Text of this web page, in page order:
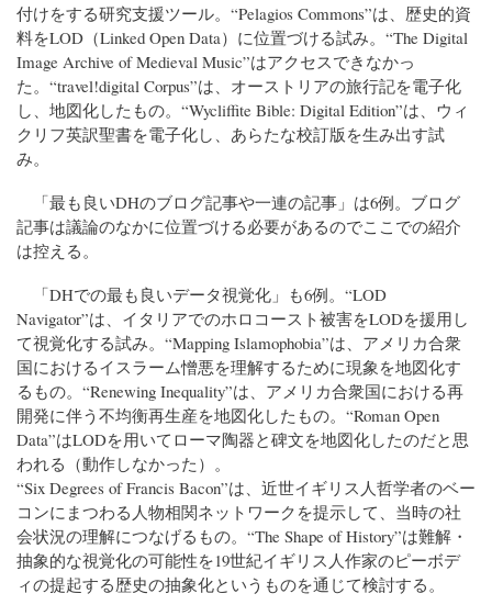
付けをする研究支援ツール。“Pelagios Commons”は、歴史的資
料をLOD（Linked Open Data）に位置づける試み。“The Digital
Image Archive of Medieval Music”はアクセスできなかっ
た。“travel!digital Corpus”は、オーストリアの旅行記を電子化
し、地図化したもの。“Wycliffite Bible: Digital Edition”は、ウィ
クリフ英訳聖書を電子化し、あらたな校訂版を生み出す試
み。
「最も良いDHのブログ記事や一連の記事」は6例。ブログ
記事は議論のなかに位置づける必要があるのでここでの紹介
は控える。
「DHでの最も良いデータ視覚化」も6例。“LOD
Navigator”は、イタリアでのホロコースト被害をLODを援用し
て視覚化する試み。“Mapping Islamophobia”は、アメリカ合衆
国におけるイスラーム憎悪を理解するために現象を地図化す
るもの。“Renewing Inequality”は、アメリカ合衆国における再
開発に伴う不均衡再生産を地図化したもの。“Roman Open
Data”はLODを用いてローマ陶器と碑文を地図化したのだと思
われる（動作しなかった）。
“Six Degrees of Francis Bacon”は、近世イギリス人哲学者のベー
コンにまつわる人物相関ネットワークを提示して、当時の社
会状況の理解につなげるもの。“The Shape of History”は難解・
抽象的な視覚化の可能性を19世紀イギリス人作家のピーボデ
ィの提起する歴史の抽象化というものを通じて検討する。